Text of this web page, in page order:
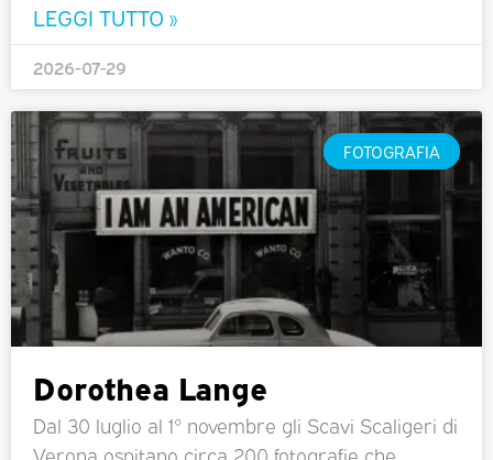
LEGGI TUTTO »
2026-07-29
FOTOGRAFIA
Dorothea Lange
Dal 30 luglio al 1° novembre gli Scavi Scaligeri di